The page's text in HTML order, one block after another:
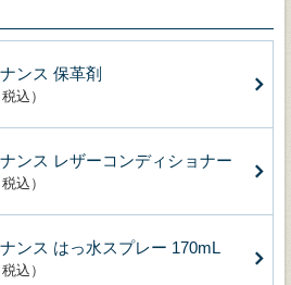
ンス 保革剤
込）
ンス レザーコンディショナー
込）
ンス はっ水スプレー 170mL
込）